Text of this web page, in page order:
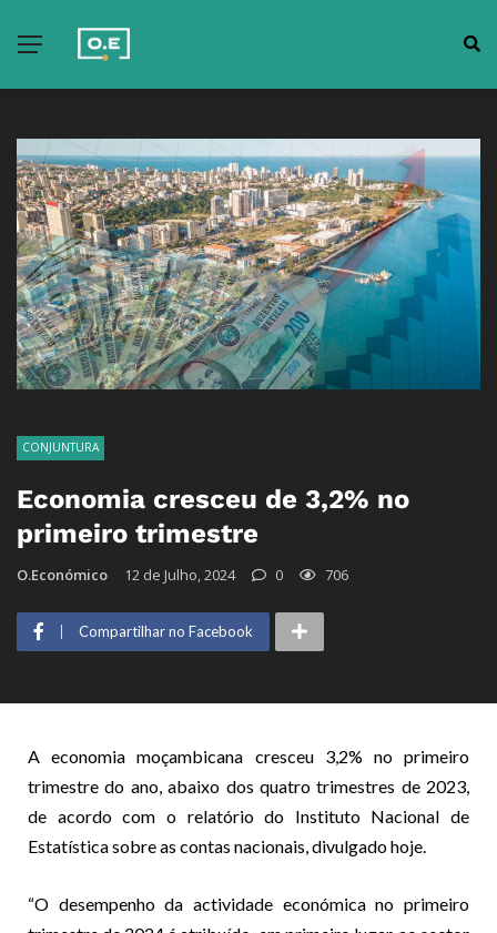
CONJUNTURA
Economia cresceu de 3,2% no
primeiro trimestre
O.Económico 12 de Julho, 2024 0 706
Compartilhar no Facebook
A economia moçambicana cresceu 3,2% no primeiro
trimestre do ano, abaixo dos quatro trimestres de 2023,
de acordo com o relatório do Instituto Nacional de
Estatística sobre as contas nacionais, divulgado hoje.
“O desempenho da actividade económica no primeiro